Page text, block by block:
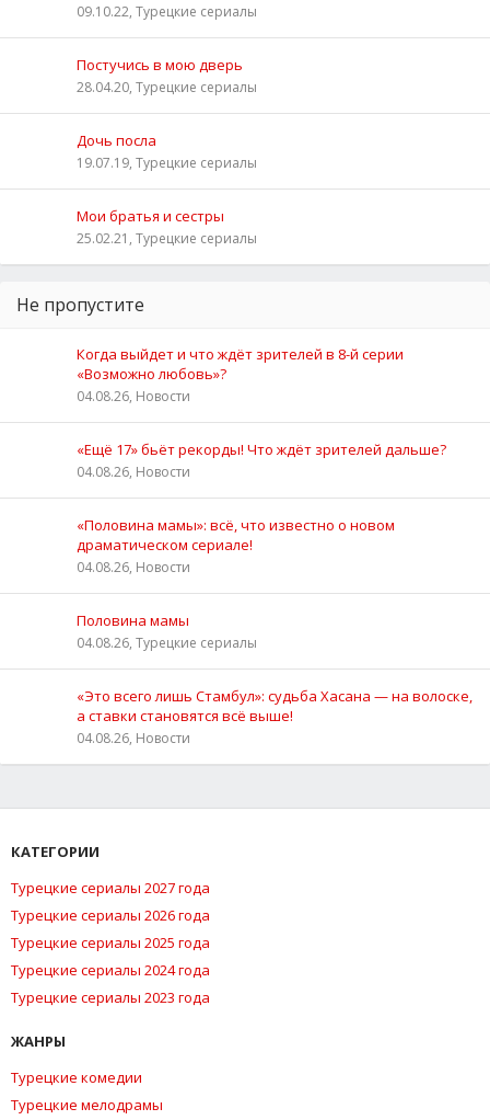
09.10.22, Турецкие сериалы
Постучись в мою дверь
28.04.20, Турецкие сериалы
Дочь посла
19.07.19, Турецкие сериалы
Мои братья и сестры
25.02.21, Турецкие сериалы
Не пропустите
Когда выйдет и что ждёт зрителей в 8-й серии
«Возможно любовь»?
04.08.26, Новости
«Ещё 17» бьёт рекорды! Что ждёт зрителей дальше?
04.08.26, Новости
«Половина мамы»: всё, что известно о новом
драматическом сериале!
04.08.26, Новости
Половина мамы
04.08.26, Турецкие сериалы
«Это всего лишь Стамбул»: судьба Хасана — на волоске,
а ставки становятся всё выше!
04.08.26, Новости
КАТЕГОРИИ
Турецкие сериалы 2027 года
Турецкие сериалы 2026 года
Турецкие сериалы 2025 года
Турецкие сериалы 2024 года
Турецкие сериалы 2023 года
ЖАНРЫ
Турецкие комедии
Турецкие мелодрамы